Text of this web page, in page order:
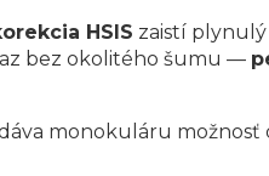
HSIS zaistí plynulý
bez okolitého šumu —
monokuláru možnosť